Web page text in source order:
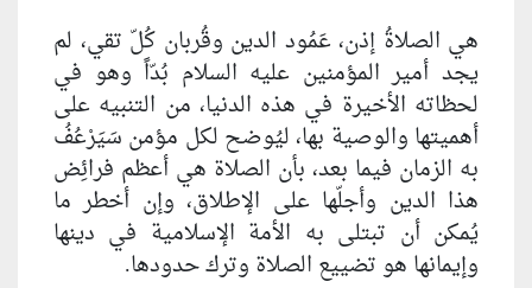
هي الصلاةُ إذن، عَمُود الدين وقُربان كُلّ تقي، لم
يجد أمير المؤمنين عليه السلام بُدّاً وهو في
لحظاته الأخيرة في هذه الدنيا، من التنبيه على
أهميتها والوصية بها، ليُوضح لكل مؤمن سَيَرْعُفُ
به الزمان فيما بعد، بأن الصلاة هي أعظم فرائِض
هذا الدين وأجلّها على الإطلاق، وإن أخطر ما
يُمكن أن تبتلى به الأمة الإسلامية في دينها
وإيمانها هو تضييع الصلاة وترك حدودها.